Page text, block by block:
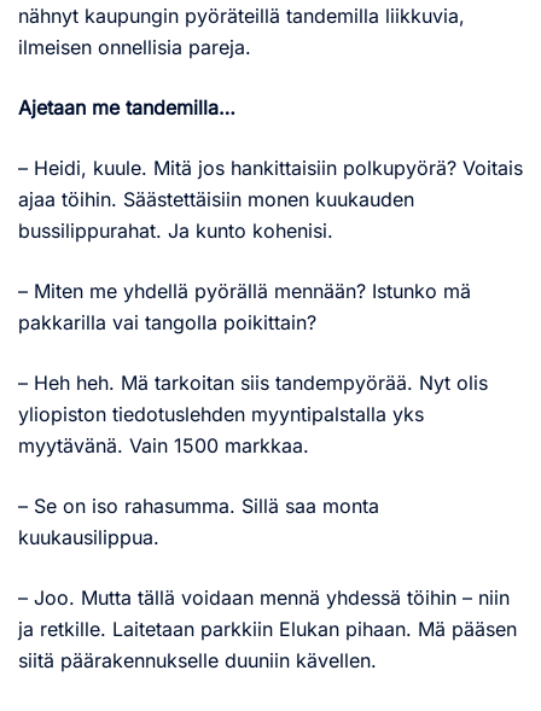
nähnyt kaupungin pyöräteillä tandemilla liikkuvia,
ilmeisen onnellisia pareja.
Ajetaan me tandemilla…
– Heidi, kuule. Mitä jos hankittaisiin polkupyörä? Voitais
ajaa töihin. Säästettäisiin monen kuukauden
bussilippurahat. Ja kunto kohenisi.
– Miten me yhdellä pyörällä mennään? Istunko mä
pakkarilla vai tangolla poikittain?
– Heh heh. Mä tarkoitan siis tandempyörää. Nyt olis
yliopiston tiedotuslehden myyntipalstalla yks
myytävänä. Vain 1500 markkaa.
– Se on iso rahasumma. Sillä saa monta
kuukausilippua.
– Joo. Mutta tällä voidaan mennä yhdessä töihin – niin
ja retkille. Laitetaan parkkiin Elukan pihaan. Mä pääsen
siitä päärakennukselle duuniin kävellen.